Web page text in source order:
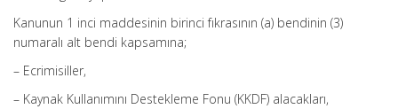
Kanunun 1 inci maddesinin birinci fıkrasının (a) bendinin (3)
numaralı alt bendi kapsamına;
– Ecrimisiller,
– Kaynak Kullanımını Destekleme Fonu (KKDF) alacakları,